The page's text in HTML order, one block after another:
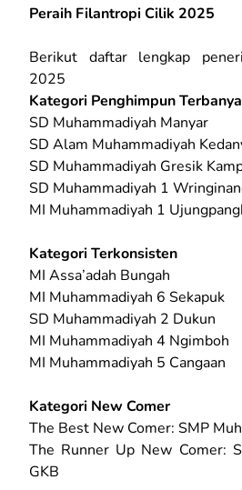
Peraih Filantropi Cilik 2025
Berikut daftar lengkap
2025
Kategori Penghimpun
SD Muhammadiyah Manyar
SD Alam Muhammadiyah
SD Muhammadiyah Gresik
SD Muhammadiyah 1
MI Muhammadiyah 1
Kategori Terkonsisten
MI Assa’adah Bungah
MI Muhammadiyah 6 Sekapuk
SD Muhammadiyah 2 Dukun
MI Muhammadiyah 4 Ngimboh
MI Muhammadiyah 5 Cangaan
Kategori New Comer
The Best New Comer: SMP
The Runner Up New Comer:
GKB